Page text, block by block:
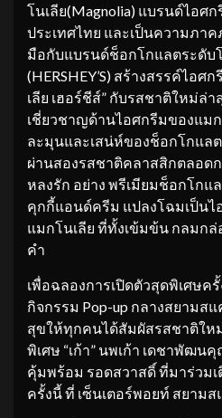
โนเลีย(Magnolia) แบรนด์ไอศก
ประเทศไทย และเป็นความภา
มือกับแบรนด์ช็อกโกแลตระดับ
(HERSHEY’S) สร้างสรรค์ไอ
เลีย เฮอร์ชีส์” กับรสชาติใหม่ล่
เชี่ยวชาญด้านไอศกรีมของแม
ละมุนและเสน่ห์ของช็อกโกแล
ผ่านสองรสชาติคลาสสิกตลอด
หลงรัก อย่าง พรีเมียมช็อกโก
คุกกี้แอนด์ครีม แปลงโฉมเป็นไ
แมกโนเลีย ที่ทั้งเข้มข้น กลมก
คำ
เพื่อฉลองการเปิดตัวสุดพิเศษค
กิจกรรม Pop-up กลางสยามส
สุขให้ทุกคนได้สัมผัสรสชาติใ
พิเศษ “เก้า” นพเก้า เดชาพัฒ
คุ้มพร้อม รอดสวาสดิ์ ที่มาร่วม
ครั้งนี้ ที่ เซ็นเตอร์พอยท์ สยามส